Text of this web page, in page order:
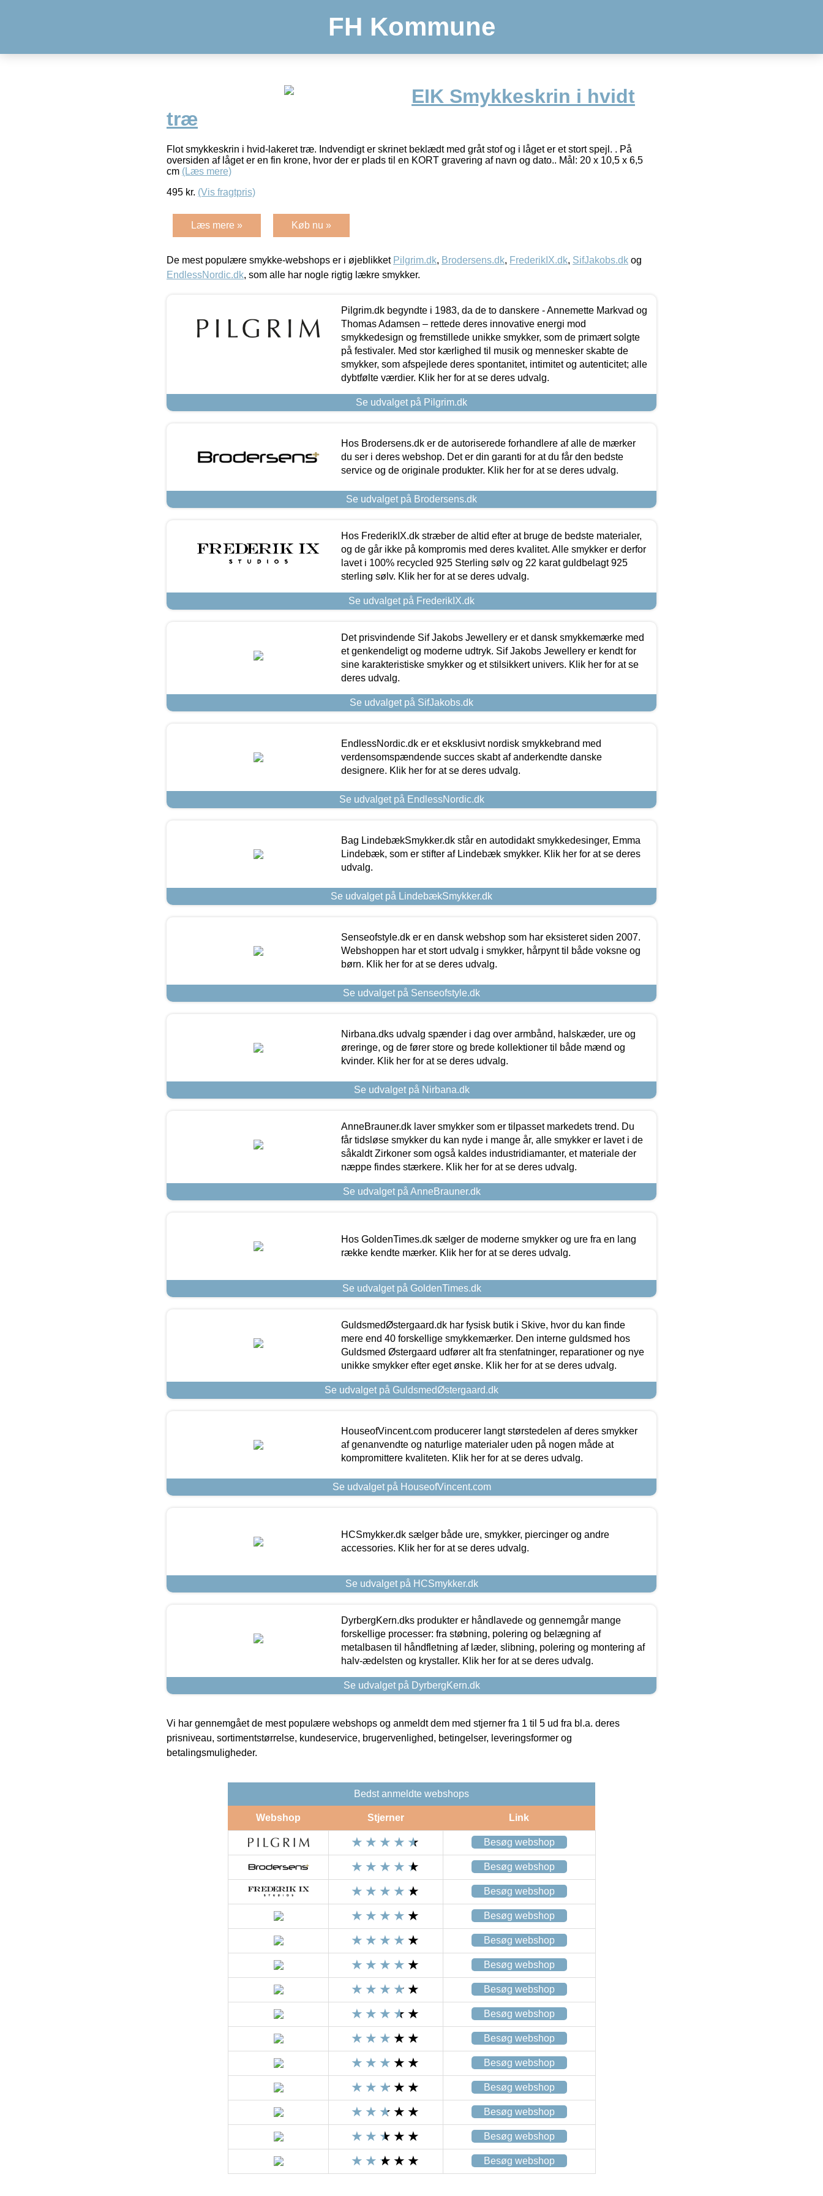
FH Kommune
EIK Smykkeskrin i hvidt
træ
Flot smykkeskrin i hvid-lakeret træ. Indvendigt er skrinet beklædt med gråt stof og i låget er et stort spejl. . På
oversiden af låget er en fin krone, hvor der er plads til en KORT gravering af navn og dato.. Mål: 20 x 10,5 x 6,5
cm (Læs mere)
495 kr. (Vis fragtpris)
Læs mere » Køb nu »
De mest populære smykke-webshops er i øjeblikket Pilgrim.dk, Brodersens.dk, FrederikIX.dk, SifJakobs.dk og
EndlessNordic.dk, som alle har nogle rigtig lækre smykker.
Pilgrim.dk begyndte i 1983, da de to danskere - Annemette Markvad og
Thomas Adamsen – rettede deres innovative energi mod
smykkedesign og fremstillede unikke smykker, som de primært solgte
på festivaler. Med stor kærlighed til musik og mennesker skabte de
smykker, som afspejlede deres spontanitet, intimitet og autenticitet; alle
dybtfølte værdier. Klik her for at se deres udvalg.
Se udvalget på Pilgrim.dk
Hos Brodersens.dk er de autoriserede forhandlere af alle de mærker
du ser i deres webshop. Det er din garanti for at du får den bedste
service og de originale produkter. Klik her for at se deres udvalg.
Se udvalget på Brodersens.dk
Hos FrederikIX.dk stræber de altid efter at bruge de bedste materialer,
og de går ikke på kompromis med deres kvalitet. Alle smykker er derfor
lavet i 100% recycled 925 Sterling sølv og 22 karat guldbelagt 925
sterling sølv. Klik her for at se deres udvalg.
Se udvalget på FrederikIX.dk
Det prisvindende Sif Jakobs Jewellery er et dansk smykkemærke med
et genkendeligt og moderne udtryk. Sif Jakobs Jewellery er kendt for
sine karakteristiske smykker og et stilsikkert univers. Klik her for at se
deres udvalg.
Se udvalget på SifJakobs.dk
EndlessNordic.dk er et eksklusivt nordisk smykkebrand med
verdensomspændende succes skabt af anderkendte danske
designere. Klik her for at se deres udvalg.
Se udvalget på EndlessNordic.dk
Bag LindebækSmykker.dk står en autodidakt smykkedesinger, Emma
Lindebæk, som er stifter af Lindebæk smykker. Klik her for at se deres
udvalg.
Se udvalget på LindebækSmykker.dk
Senseofstyle.dk er en dansk webshop som har eksisteret siden 2007.
Webshoppen har et stort udvalg i smykker, hårpynt til både voksne og
børn. Klik her for at se deres udvalg.
Se udvalget på Senseofstyle.dk
Nirbana.dks udvalg spænder i dag over armbånd, halskæder, ure og
øreringe, og de fører store og brede kollektioner til både mænd og
kvinder. Klik her for at se deres udvalg.
Se udvalget på Nirbana.dk
AnneBrauner.dk laver smykker som er tilpasset markedets trend. Du
får tidsløse smykker du kan nyde i mange år, alle smykker er lavet i de
såkaldt Zirkoner som også kaldes industridiamanter, et materiale der
næppe findes stærkere. Klik her for at se deres udvalg.
Se udvalget på AnneBrauner.dk
Hos GoldenTimes.dk sælger de moderne smykker og ure fra en lang
række kendte mærker. Klik her for at se deres udvalg.
Se udvalget på GoldenTimes.dk
GuldsmedØstergaard.dk har fysisk butik i Skive, hvor du kan finde
mere end 40 forskellige smykkemærker. Den interne guldsmed hos
Guldsmed Østergaard udfører alt fra stenfatninger, reparationer og nye
unikke smykker efter eget ønske. Klik her for at se deres udvalg.
Se udvalget på GuldsmedØstergaard.dk
HouseofVincent.com producerer langt størstedelen af deres smykker
af genanvendte og naturlige materialer uden på nogen måde at
kompromittere kvaliteten. Klik her for at se deres udvalg.
Se udvalget på HouseofVincent.com
HCSmykker.dk sælger både ure, smykker, piercinger og andre
accessories. Klik her for at se deres udvalg.
Se udvalget på HCSmykker.dk
DyrbergKern.dks produkter er håndlavede og gennemgår mange
forskellige processer: fra støbning, polering og belægning af
metalbasen til håndfletning af læder, slibning, polering og montering af
halv-ædelsten og krystaller. Klik her for at se deres udvalg.
Se udvalget på DyrbergKern.dk
Vi har gennemgået de mest populære webshops og anmeldt dem med stjerner fra 1 til 5 ud fra bl.a. deres
prisniveau, sortimentstørrelse, kundeservice, brugervenlighed, betingelser, leveringsformer og
betalingsmuligheder.
Bedst anmeldte webshops
Webshop Stjerner Link
Besøg webshop
Besøg webshop
Besøg webshop
Besøg webshop
Besøg webshop
Besøg webshop
Besøg webshop
Besøg webshop
Besøg webshop
Besøg webshop
Besøg webshop
Besøg webshop
Besøg webshop
Besøg webshop